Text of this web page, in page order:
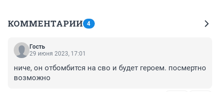
КОММЕНТАРИИ 4
Гость
29 июня 2023, 17:01
ниче, он отбомбится на сво и будет героем. посмертно
возможно